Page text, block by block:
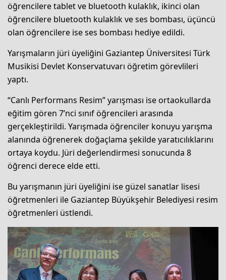
öğrencilere tablet ve bluetooth kulaklık, ikinci olan
öğrencilere bluetooth kulaklık ve ses bombası, üçüncü
olan öğrencilere ise ses bombası hediye edildi.
Yarışmaların jüri üyeliğini Gaziantep Üniversitesi Türk
Musikisi Devlet Konservatuvarı öğretim görevlileri
yaptı.
“Canlı Performans Resim” yarışması ise ortaokullarda
eğitim gören 7’nci sınıf öğrencileri arasında
gerçekleştirildi. Yarışmada öğrenciler konuyu yarışma
alanında öğrenerek doğaçlama şekilde yaratıcılıklarını
ortaya koydu. Jüri değerlendirmesi sonucunda 8
öğrenci derece elde etti.
Bu yarışmanın jüri üyeliğini ise güzel sanatlar lisesi
öğretmenleri ile Gaziantep Büyükşehir Belediyesi resim
öğretmenleri üstlendi.